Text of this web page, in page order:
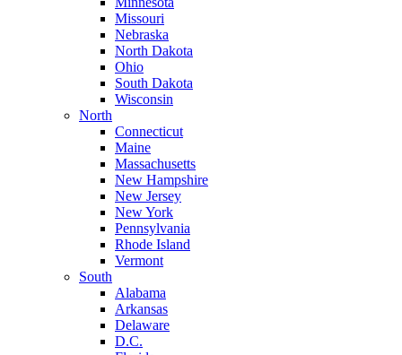
Missouri
Nebraska
North Dakota
Ohio
South Dakota
Wisconsin
North
Connecticut
Maine
Massachusetts
New Hampshire
New Jersey
New York
Pennsylvania
Rhode Island
Vermont
South
Alabama
Arkansas
Delaware
D.C.